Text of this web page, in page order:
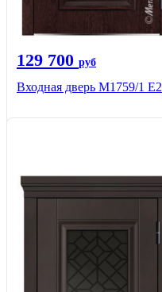
129 700 руб
Входная дверь М1759/1 Е2